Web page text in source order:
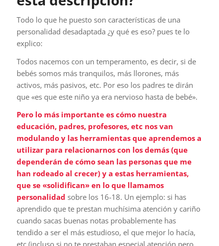
Todo lo que he puesto son características de una
personalidad desadaptada ¿y qué es eso? pues te lo
explico:
Todos nacemos con un temperamento, es decir, si de
bebés somos más tranquilos, más llorones, más
activos, más pasivos, etc. Por eso los padres te dirán
que «es que este niño ya era nervioso hasta de bebé».
Pero lo más importante es cómo nuestra
educación, padres, profesores, etc nos van
modulando y las herramientas que aprendemos a
utilizar para relacionarnos con los demás (que
dependerán de cómo sean las personas que me
han rodeado al crecer) y a estas herramientas,
que se «solidifican» en lo que llamamos
personalidad sobre los 16-18. Un ejemplo: si has
aprendido que te prestan muchísima atención y cariño
cuando sacas buenas notas probablemente has
tendido a ser el más estudioso, el que mejor lo hacía,